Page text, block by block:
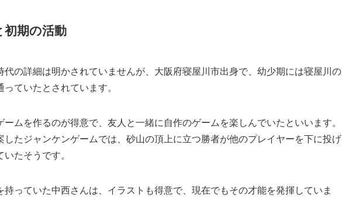
期の活動
代の詳細は明かされていませんが、大阪府寝屋川市出身で、幼少期には寝屋川の
ていたとされています。
ムを作るのが得意で、友人と一緒に自作のゲームを楽しんでいたといいます。
したジャンケンゲームでは、砂山の頂上に立つ勝者が他のプレイヤーを下に投げ
たそうです。
持っていた中西さんは、イラストも得意で、現在でもその才能を発揮していま